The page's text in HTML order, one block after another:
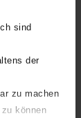
sind
der
zu machen
können
–
–